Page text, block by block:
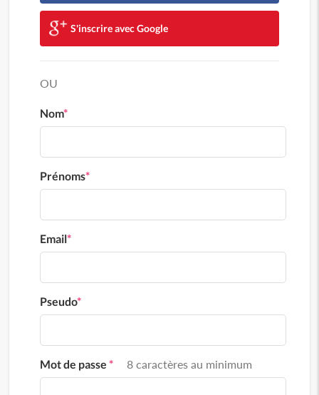
S'inscrire avec Google
OU
Nom*
Prénoms*
Email*
Pseudo*
Mot de passe * 8 caractères au minimum